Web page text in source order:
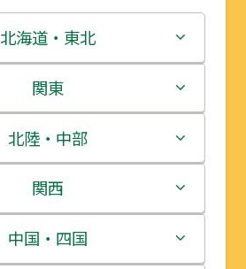
北海道・東北
北海道
青森県
岩手県
宮城県
関東
茨城県
栃木県
群馬県
北陸・中部
新潟県
富山県
関西
三重県
中国・四国